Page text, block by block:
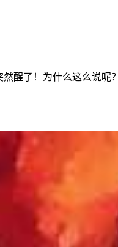
醒了！为什么这么说呢